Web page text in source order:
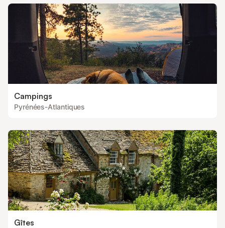
présente
Campings
Pyrénées-Atlantiques
Gîtes